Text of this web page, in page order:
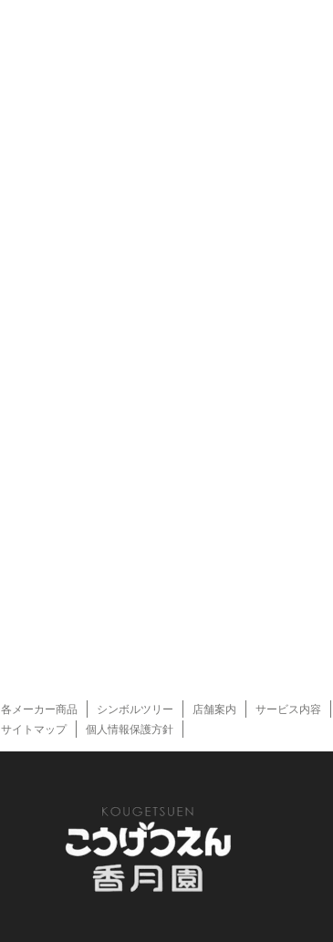
各メーカー商品 シンボルツリー 店舗案内 サービス内容
サイトマップ 個人情報保護方針